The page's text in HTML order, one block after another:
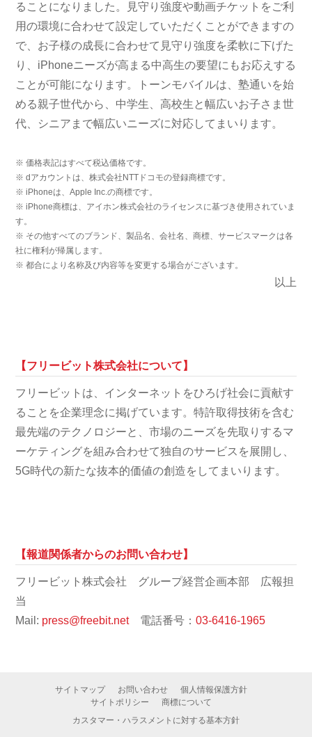
ることになりました。見守り強度や動画チケットをご利
用の環境に合わせて設定していただくことができますの
で、お子様の成長に合わせて見守り強度を柔軟に下げた
り、iPhoneニーズが高まる中高生の要望にもお応えする
ことが可能になります。トーンモバイルは、塾通いを始
める親子世代から、中学生、高校生と幅広いお子さま世
代、シニアまで幅広いニーズに対応してまいります。
※ 価格表記はすべて税込価格です。
※ dアカウントは、株式会社NTTドコモの登録商標です。
※ iPhoneは、Apple Inc.の商標です。
※ iPhone商標は、アイホン株式会社のライセンスに基づき使用されていま
す。
※ その他すべてのブランド、製品名、会社名、商標、サービスマークは各
社に権利が帰属します。
※ 都合により名称及び内容等を変更する場合がございます。
以上
【フリービット株式会社について】
フリービットは、インターネットをひろげ社会に貢献す
ることを企業理念に掲げています。特許取得技術を含む
最先端のテクノロジーと、市場のニーズを先取りするマ
ーケティングを組み合わせて独自のサービスを展開し、
5G時代の新たな抜本的価値の創造をしてまいります。
【報道関係者からのお問い合わせ】
フリービット株式会社 グループ経営企画本部 広報担
当
Mail: press@freebit.net電話番号：03-6416-1965
サイトマップ お問い合わせ
個人情報保護方針
サイトポリシー
商標について
カスタマー・ハラスメントに対する基本方針